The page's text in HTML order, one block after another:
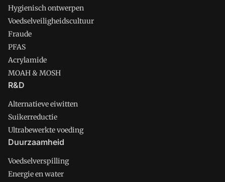
Hygienisch ontwerpen
Voedselveiligheidscultuur
Fraude
PFAS
Acrylamide
MOAH & MOSH
R&D
Alternatieve eiwitten
Suikerreductie
Ultrabewerkte voeding
Duurzaamheid
Voedselverspilling
Energie en water